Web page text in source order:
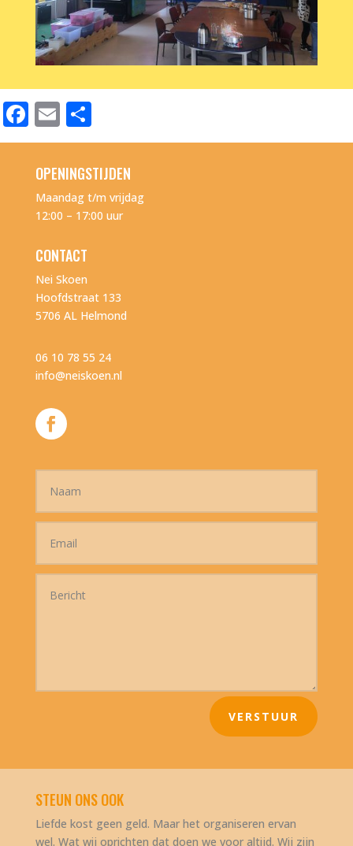
Facebook
Email
OPENINGSTIJDEN
Maandag t/m vrijdag
12:00 – 17:00 uur
CONTACT
Nei Skoen
Hoofdstraat 133
5706 AL Helmond
06 10 78 55 24
info@neiskoen.nl
VERSTUUR
STEUN ONS OOK
Liefde kost geen geld. Maar het organiseren ervan
wel. Wat wij oprichten dat doen we voor altijd. Wij zijn